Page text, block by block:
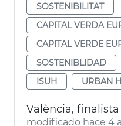
SOSTENIBILITAT
CAPITAL VERDA
CAPITAL VERDE
SOSTENIBLIDAD
ISUH
URBAN
modificado hace 4